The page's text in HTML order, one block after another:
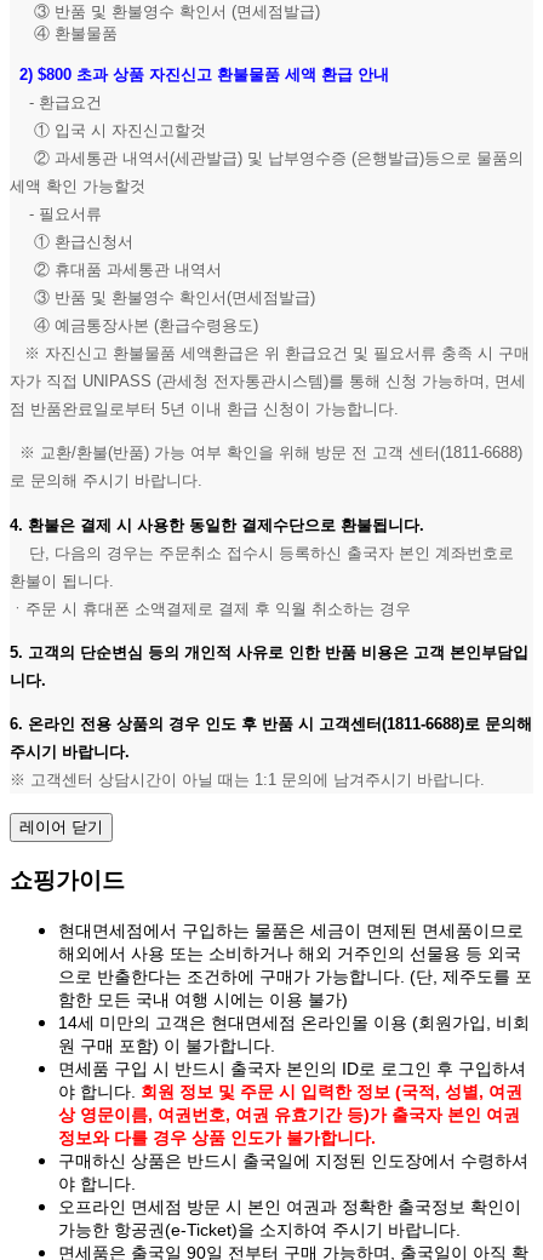
③ 반품 및 환불영수 확인서 (면세점발급)
④ 환불물품
2) $800 초과 상품 자진신고 환불물품 세액 환급 안내
- 환급요건
① 입국 시 자진신고할것
② 과세통관 내역서(세관발급) 및 납부영수증 (은행발급)등으로 물품의
세액 확인 가능할것
- 필요서류
① 환급신청서
② 휴대품 과세통관 내역서
③ 반품 및 환불영수 확인서(면세점발급)
④ 예금통장사본 (환급수령용도)
※ 자진신고 환불물품 세액환급은 위 환급요건 및 필요서류 충족 시 구매
자가 직접 UNIPASS (관세청 전자통관시스템)를 통해 신청 가능하며, 면세
점 반품완료일로부터 5년 이내 환급 신청이 가능합니다.
※ 교환/환불(반품) 가능 여부 확인을 위해 방문 전 고객 센터(1811-6688)
로 문의해 주시기 바랍니다.
4. 환불은 결제 시 사용한 동일한 결제수단으로 환불됩니다.
단, 다음의 경우는 주문취소 접수시 등록하신 출국자 본인 계좌번호로
환불이 됩니다.
ㆍ주문 시 휴대폰 소액결제로 결제 후 익월 취소하는 경우
5. 고객의 단순변심 등의 개인적 사유로 인한 반품 비용은 고객 본인부담입
니다.
6. 온라인 전용 상품의 경우 인도 후 반품 시 고객센터(1811-6688)로 문의해
주시기 바랍니다.
※ 고객센터 상담시간이 아닐 때는 1:1 문의에 남겨주시기 바랍니다.
레이어 닫기
쇼핑가이드
현대면세점에서 구입하는 물품은 세금이 면제된 면세품이므로
해외에서 사용 또는 소비하거나 해외 거주인의 선물용 등 외국
으로 반출한다는 조건하에 구매가 가능합니다. (단, 제주도를 포
함한 모든 국내 여행 시에는 이용 불가)
14세 미만의 고객은 현대면세점 온라인몰 이용 (회원가입, 비회
원 구매 포함) 이 불가합니다.
면세품 구입 시 반드시 출국자 본인의 ID로 로그인 후 구입하셔
야 합니다. 회원 정보 및 주문 시 입력한 정보 (국적, 성별, 여권
상 영문이름, 여권번호, 여권 유효기간 등)가 출국자 본인 여권
정보와 다를 경우 상품 인도가 불가합니다.
구매하신 상품은 반드시 출국일에 지정된 인도장에서 수령하셔
야 합니다.
오프라인 면세점 방문 시 본인 여권과 정확한 출국정보 확인이
가능한 항공권(e-Ticket)을 소지하여 주시기 바랍니다.
면세품은 출국일 90일 전부터 구매 가능하며, 출국일이 아직 확